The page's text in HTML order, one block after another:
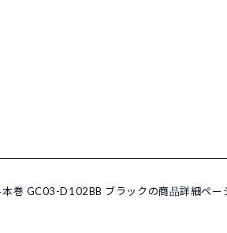
巻 GC03-D102BB ブラックの商品詳細ペー